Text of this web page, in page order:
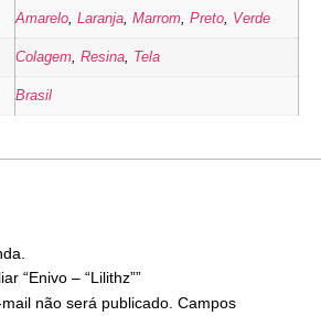
Amarelo Laranja Marrom Preto Verde
Colagem Resina Tela
Brasil
“Enivo – “Lilithz””
não será publicado. Campos